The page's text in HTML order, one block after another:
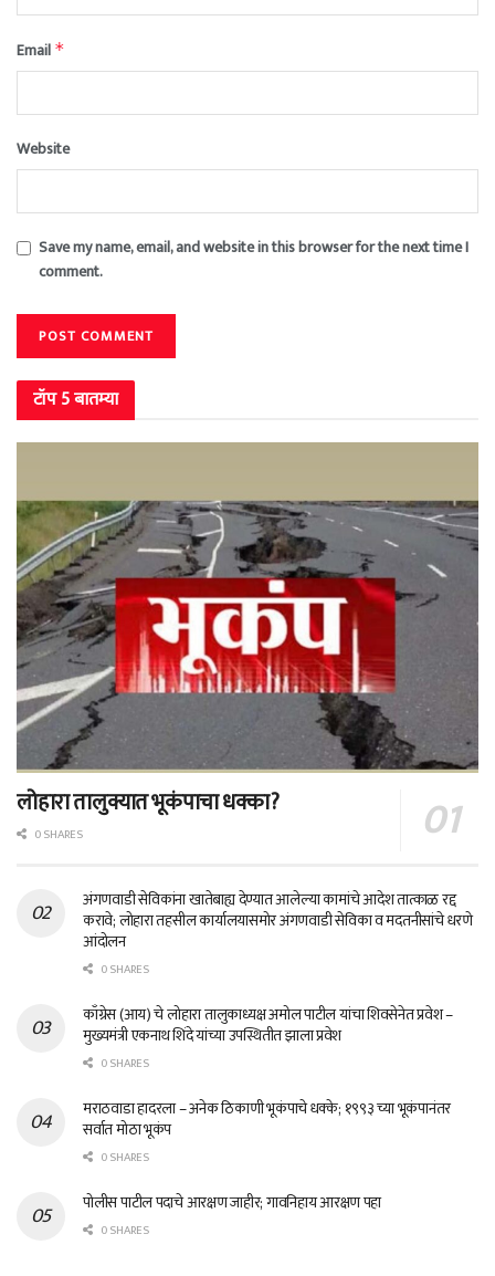
Email *
Website
Save my name, email, and website in this browser for the next time I
comment.
टॉप 5 बातम्या
लोहारा तालुक्यात भूकंपाचा धक्का?
0 SHARES
अंगणवाडी सेविकांना खातेबाह्य देण्यात आलेल्या कामांचे आदेश तात्काळ रद्द
करावे; लोहारा तहसील कार्यालयासमोर अंगणवाडी सेविका व मदतनीसांचे धरणे
आंदोलन
0 SHARES
काँग्रेस (आय) चे लोहारा तालुकाध्यक्ष अमोल पाटील यांचा शिवसेनेत प्रवेश –
मुख्यमंत्री एकनाथ शिंदे यांच्या उपस्थितीत झाला प्रवेश
0 SHARES
मराठवाडा हादरला – अनेक ठिकाणी भूकंपाचे धक्के; १९९३ च्या भूकंपानंतर
सर्वात मोठा भूकंप
0 SHARES
पोलीस पाटील पदाचे आरक्षण जाहीर; गावनिहाय आरक्षण पहा
0 SHARES